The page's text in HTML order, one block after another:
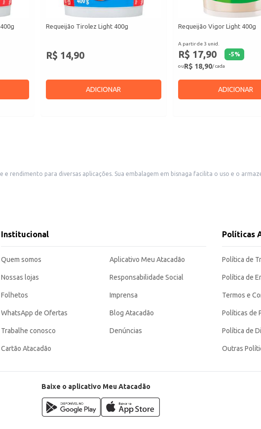
Requeijão Tirolez Light 400g
R$ 14,90
ADICIONAR
Requeijão Vigor Light 400g
A partir de 3 unid.
R$ 17,90 -5%
ouR$ 18,90/ cada
ADICIONAR
o uso e o armazenamento, sendo ideal para estabelecimentos comerciais
versátil e de fácil aplicação, seja para uso profissional ou doméstico. Sua embalagem de 1,8kg proporciona um
Institucional
Quem somos
Nossas lojas
Folhetos
WhatsApp de Ofertas
Trabalhe conosco
Cartão Atacadão
Aplicativo Meu Atacadão
Responsabilidade Social
Imprensa
Blog Atacadão
Denúncias
Políticas
Política de
Política de
Termos e
Políticas de
Política de
Outras
Baixe o aplicativo Meu Atacadão